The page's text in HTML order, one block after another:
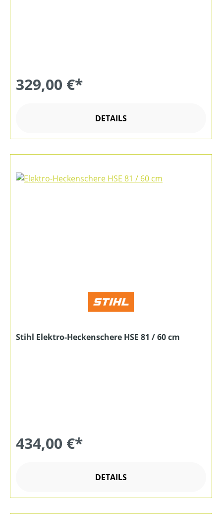
329,00 €*
DETAILS
Stihl Elektro-Heckenschere HSE 81 / 60 cm
434,00 €*
DETAILS